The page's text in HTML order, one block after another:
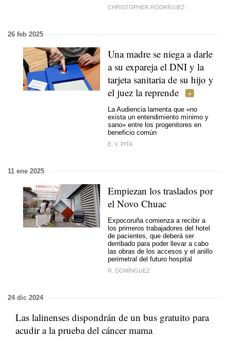
CHRISTOPHER RODRÍGUEZ
26 feb 2025
Una madre se niega a darle
a su expareja el DNI y la
tarjeta sanitaria de su hijo y
el juez la reprende
La Audiencia lamenta que «no
exista un entendimiento mínimo y
sano» entre los progenitores en
beneficio común
E. V. PITA
11 ene 2025
Empiezan los traslados por
el Novo Chuac
Expocoruña comienza a recibir a
los primeros trabajadores del hotel
de pacientes, que deberá ser
derribado para poder llevar a cabo
las obras de los accesos y el anillo
perimetral del futuro hospital
R. DOMÍNGUEZ
24 dic 2024
Las lalinenses dispondrán de un bus gratuito para
acudir a la prueba del cáncer mama